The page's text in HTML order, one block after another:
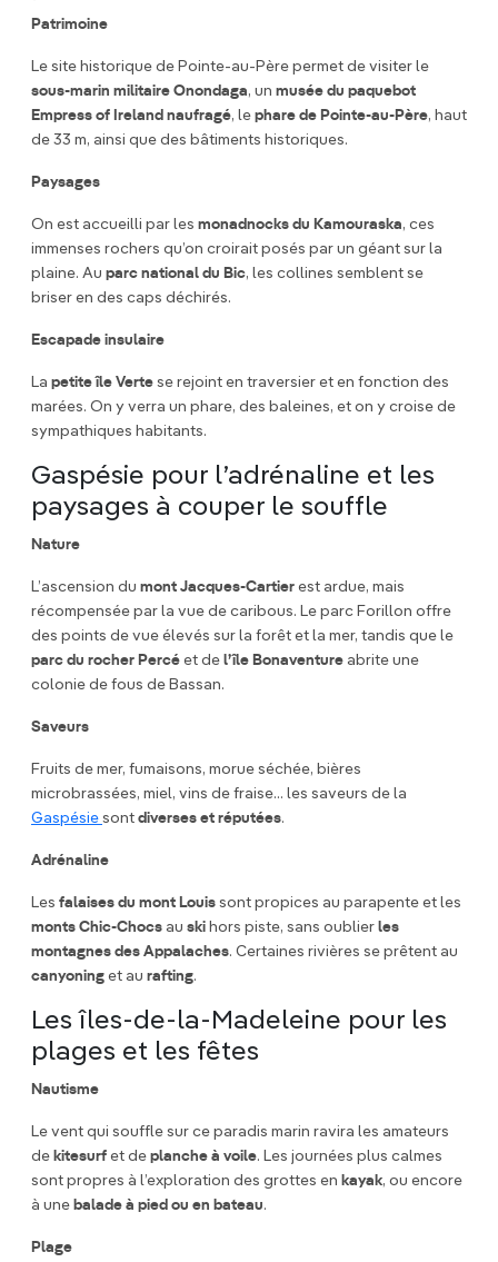
Patrimoine
Le site historique de Pointe-au-Père permet de visiter le
sous-marin militaire Onondaga, un musée du paquebot
Empress of Ireland naufragé, le phare de Pointe-au-Père, haut
de 33 m, ainsi que des bâtiments historiques.
Paysages
On est accueilli par les monadnocks du Kamouraska, ces
immenses rochers qu’on croirait posés par un géant sur la
plaine. Au parc national du Bic, les collines semblent se
briser en des caps déchirés.
Escapade insulaire
La petite île Verte se rejoint en traversier et en fonction des
marées. On y verra un phare, des baleines, et on y croise de
sympathiques habitants.
Gaspésie pour l’adrénaline et les
paysages à couper le souffle
Nature
L’ascension du mont Jacques-Cartier est ardue, mais
récompensée par la vue de caribous. Le parc Forillon offre
des points de vue élevés sur la forêt et la mer, tandis que le
parc du rocher Percé et de l’île Bonaventure abrite une
colonie de fous de Bassan.
Saveurs
Fruits de mer, fumaisons, morue séchée, bières
microbrassées, miel, vins de fraise... les saveurs de la
Gaspésie sont diverses et réputées.
Adrénaline
Les falaises du mont Louis sont propices au parapente et les
monts Chic-Chocs au ski hors piste, sans oublier les
montagnes des Appalaches. Certaines rivières se prêtent au
canyoning et au rafting.
Les îles-de-la-Madeleine pour les
plages et les fêtes
Nautisme
Le vent qui souffle sur ce paradis marin ravira les amateurs
de kitesurf et de planche à voile. Les journées plus calmes
sont propres à l’exploration des grottes en kayak, ou encore
à une balade à pied ou en bateau.
Plage